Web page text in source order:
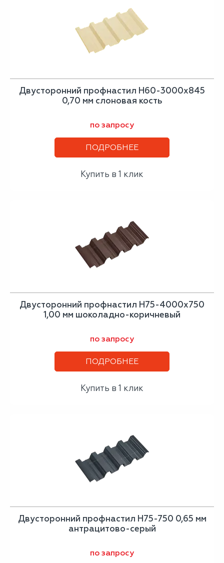
Двусторонний профнастил Н60-3000х845
0,70 мм слоновая кость
по запросу
ПОДРОБНЕЕ
Купить в 1 клик
Двусторонний профнастил Н75-4000х750
1,00 мм шоколадно-коричневый
по запросу
ПОДРОБНЕЕ
Купить в 1 клик
Двусторонний профнастил Н75-750 0,65 мм
антрацитово-серый
по запросу